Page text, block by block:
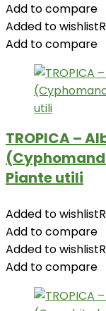
Add to compare
Added to wishlist
Add to compare
TROPICA –
Piante utili
Added to wishlist
Add to compare
Added to wishlist
Add to compare